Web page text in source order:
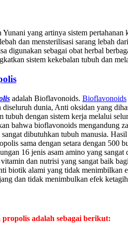
Yunani yang artinya sistem
dan mensterilisasi sarang lebah
digunakan sebagai obat herbal
sistem kekebalan tubuh dan
adalah Bioflavonoids. Bioflavonoids
diseluruh dunia, Anti oksidan yang
tubuh dengan sistem kerja melalui
bahwa bioflavonoids mengandung
dibutuhkan tubuh manusia.
sama dengan setara dengan 500
16 jenis asam amino yang
dan nutrisi yang sangat baik
biotik alami yang tidak menimbilkan
dan tidak menimbulkan efek
adalah sebagai berikut: